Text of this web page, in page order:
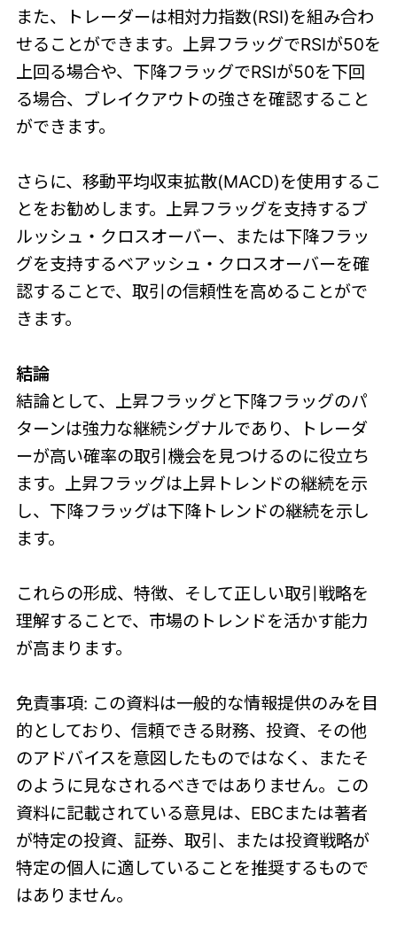
また、トレーダーは相対力指数(RSI)を組み合わ
せることができます。上昇フラッグでRSIが50を
上回る場合や、下降フラッグでRSIが50を下回
る場合、ブレイクアウトの強さを確認すること
ができます。
さらに、移動平均収束拡散(MACD)を使用するこ
とをお勧めします。上昇フラッグを支持するブ
ルッシュ・クロスオーバー、または下降フラッ
グを支持するベアッシュ・クロスオーバーを確
認することで、取引の信頼性を高めることがで
きます。
結論
結論として、上昇フラッグと下降フラッグのパ
ターンは強力な継続シグナルであり、トレーダ
ーが高い確率の取引機会を見つけるのに役立ち
ます。上昇フラッグは上昇トレンドの継続を示
し、下降フラッグは下降トレンドの継続を示し
ます。
これらの形成、特徴、そして正しい取引戦略を
理解することで、市場のトレンドを活かす能力
が高まります。
免責事項: この資料は一般的な情報提供のみを目
的としており、信頼できる財務、投資、その他
のアドバイスを意図したものではなく、またそ
のように見なされるべきではありません。この
資料に記載されている意見は、EBCまたは著者
が特定の投資、証券、取引、または投資戦略が
特定の個人に適していることを推奨するもので
はありません。